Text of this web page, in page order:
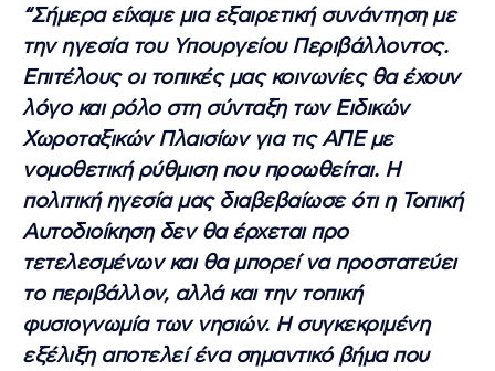
“Σήμερα είχαμε μια εξαιρετική συνάντηση με
την ηγεσία του Υπουργείου Περιβάλλοντος.
Επιτέλους οι τοπικές μας κοινωνίες θα έχουν
λόγο και ρόλο στη σύνταξη των Ειδικών
Χωροταξικών Πλαισίων για τις ΑΠΕ με
νομοθετική ρύθμιση που προωθείται. Η
πολιτική ηγεσία μας διαβεβαίωσε ότι η Τοπική
Αυτοδιοίκηση δεν θα έρχεται προ
τετελεσμένων και θα μπορεί να προστατεύει
το περιβάλλον, αλλά και την τοπική
φυσιογνωμία των νησιών. Η συγκεκριμένη
εξέλιξη αποτελεί ένα σημαντικό βήμα που